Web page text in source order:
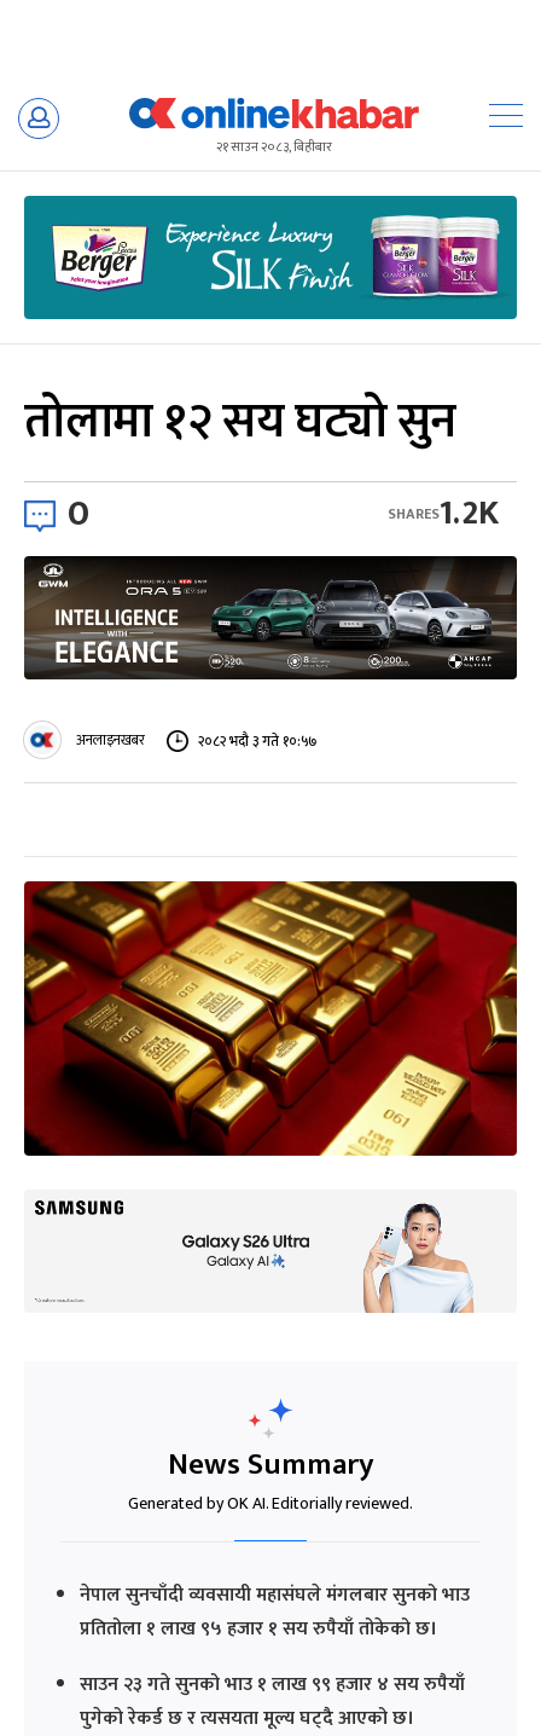
Skip
२१ साउन २०८३, बिहीबार
तोलामा १२ सय घट्यो सुन
0 1.2K
SHARES
अनलाइनखबर २०८२ भदौ ३ गते १०:५७
News Summary
Generated by OK AI. Editorially reviewed.
नेपाल सुनचाँदी व्यवसायी महासंघले मंगलबार सुनको भाउ
प्रतितोला १ लाख ९५ हजार १ सय रुपैयाँ तोकेको छ।
साउन २३ गते सुनको भाउ १ लाख ९९ हजार ४ सय रुपैयाँ
पुगेको रेकर्ड छ र त्यसयता मूल्य घट्दै आएको छ।